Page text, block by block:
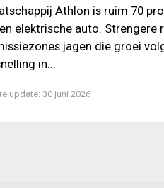
Athlon is ruim 70
elektrische auto. Strengere
jagen die groei
in...
update: 30 juni 2026